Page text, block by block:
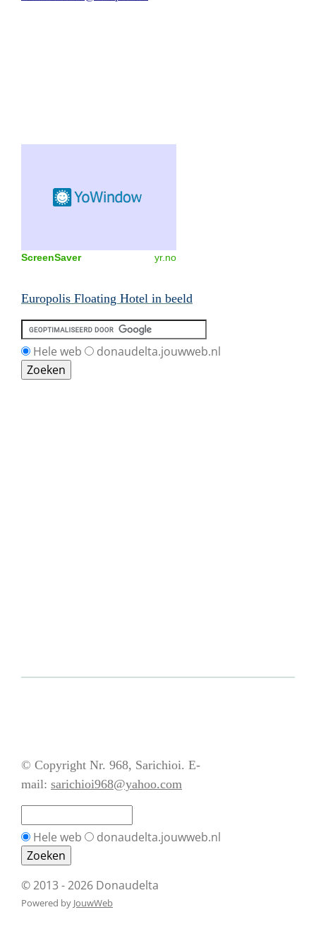
ScreenSaver yr.no
Europolis Floating Hotel in beeld
Hele web donaudelta.jouwweb.nl
© Copyright Nr. 968, Sarichioi. E-
mail: sarichioi968@yahoo.com
Hele web donaudelta.jouwweb.nl
© 2013 - 2026 Donaudelta
Powered by JouwWeb